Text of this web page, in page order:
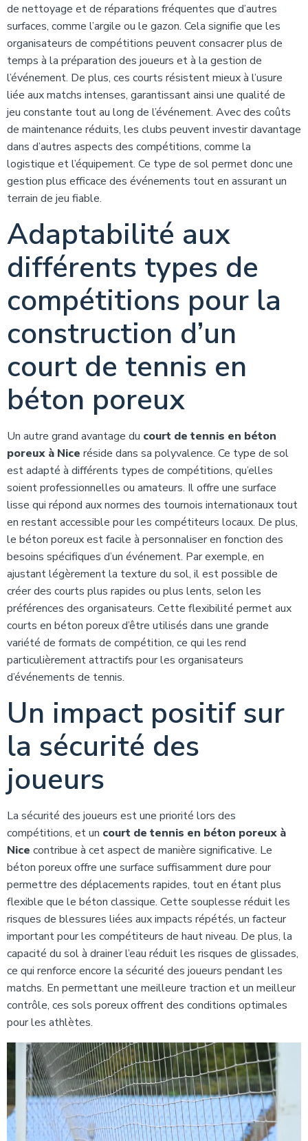
de nettoyage et de réparations fréquentes que d’autres
surfaces, comme l’argile ou le gazon. Cela signifie que les
organisateurs de compétitions peuvent consacrer plus de
temps à la préparation des joueurs et à la gestion de
l’événement. De plus, ces courts résistent mieux à l’usure
liée aux matchs intenses, garantissant ainsi une qualité de
jeu constante tout au long de l’événement. Avec des coûts
de maintenance réduits, les clubs peuvent investir davantage
dans d’autres aspects des compétitions, comme la
logistique et l’équipement. Ce type de sol permet donc une
gestion plus efficace des événements tout en assurant un
terrain de jeu fiable.
Adaptabilité aux
différents types de
compétitions pour la
construction d’un
court de tennis en
béton poreux
Un autre grand avantage du court de tennis en béton
poreux à Nice réside dans sa polyvalence. Ce type de sol
est adapté à différents types de compétitions, qu’elles
soient professionnelles ou amateurs. Il offre une surface
lisse qui répond aux normes des tournois internationaux tout
en restant accessible pour les compétiteurs locaux. De plus,
le béton poreux est facile à personnaliser en fonction des
besoins spécifiques d’un événement. Par exemple, en
ajustant légèrement la texture du sol, il est possible de
créer des courts plus rapides ou plus lents, selon les
préférences des organisateurs. Cette flexibilité permet aux
courts en béton poreux d’être utilisés dans une grande
variété de formats de compétition, ce qui les rend
particulièrement attractifs pour les organisateurs
d’événements de tennis.
Un impact positif sur
la sécurité des
joueurs
La sécurité des joueurs est une priorité lors des
compétitions, et un court de tennis en béton poreux à
Nice contribue à cet aspect de manière significative. Le
béton poreux offre une surface suffisamment dure pour
permettre des déplacements rapides, tout en étant plus
flexible que le béton classique. Cette souplesse réduit les
risques de blessures liées aux impacts répétés, un facteur
important pour les compétiteurs de haut niveau. De plus, la
capacité du sol à drainer l’eau réduit les risques de glissades,
ce qui renforce encore la sécurité des joueurs pendant les
matchs. En permettant une meilleure traction et un meilleur
contrôle, ces sols poreux offrent des conditions optimales
pour les athlètes.